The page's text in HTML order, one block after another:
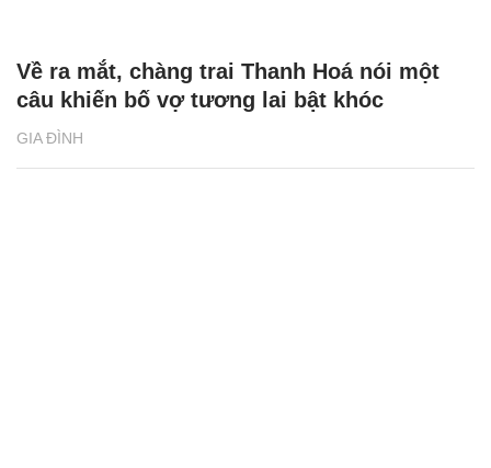
GIA ĐÌNH
Về ra mắt, chàng trai Thanh Hoá nói một
câu khiến bố vợ tương lai bật khóc